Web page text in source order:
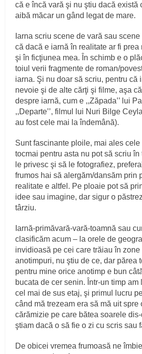
că e încă vară şi nu ştiu dacă există
aibă măcar un gând legat de mare.
Iarna scriu scene de vară sau
că dacă e iarnă în realitate ar fi prea
şi în ficţiunea mea. În schimb e o
toiul verii fragmente de roman/
iarna. Şi nu doar să scriu, pentru că
nevoie şi de alte cărţi şi filme, aşa
despre iarnă, cum e ,,Zăpada’’ lui
,,Departe’’, filmul lui Nuri Bilge
au fost cele mai la îndemână).
Sunt fascinante ploile, mai ales cele
tocmai pentru asta nu pot să scriu în
le privesc şi să le fotografiez,
frumos hai să alergăm/dansăm prin
realitate e altfel. Pe ploaie pot să
idee sau imagine, dar sigur o
târziu.
Iarnă-primăvară-vară-toamnă sau
clasificăm acum – la orele de
invidioasă pe cei care trăiau în zone
anotimpuri, nu ştiu de ce, dar părea
pentru mine orice anotimp e bun
bucata de cer senin. Într-un timp am
cel mai de sus etaj, şi primul lucru
când mă trezeam era să mă uit spre
cărămizie pe care bătea soarele
ştiam dacă o să fie o zi cu scris sau
De obicei vremea frumoasă ne